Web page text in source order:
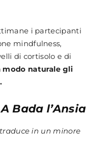
i partecipanti
mindfulness,
di cortisolo e di
naturale gli
Bada l’Ansia
in un minore